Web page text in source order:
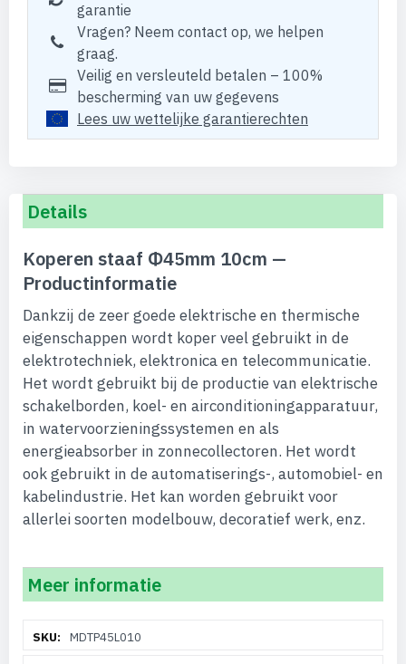
garantie
Vragen? Neem contact op, we helpen
graag.
Veilig en versleuteld betalen – 100%
bescherming van uw gegevens
Lees uw wettelijke garantierechten
Details
Koperen staaf Φ45mm 10cm —
Productinformatie
Dankzij de zeer goede elektrische en thermische
eigenschappen wordt koper veel gebruikt in de
elektrotechniek, elektronica en telecommunicatie.
Het wordt gebruikt bij de productie van elektrische
schakelborden, koel- en airconditioningapparatuur,
in watervoorzieningssystemen en als
energieabsorber in zonnecollectoren. Het wordt
ook gebruikt in de automatiserings-, automobiel- en
kabelindustrie. Het kan worden gebruikt voor
allerlei soorten modelbouw, decoratief werk, enz.
Meer informatie
informatieMDTP45L010